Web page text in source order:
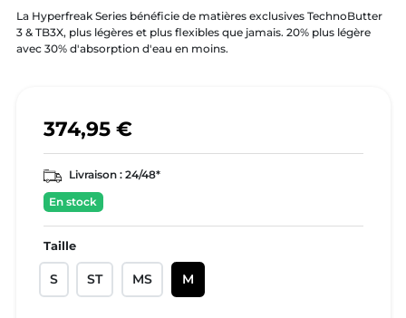
La Hyperfreak Series bénéficie de matières exclusives TechnoButter
3 & TB3X, plus légères et plus flexibles que jamais. 20% plus légère
avec 30% d'absorption d'eau en moins.
374,95 €
Livraison : 24/48*
En stock
Taille
S ST MS M